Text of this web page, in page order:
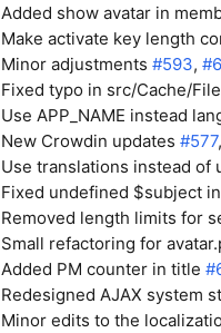
Added show avatar in
Make activate key length
Minor adjustments #593,
Fixed typo in src/Cache/
Use APP_NAME instead
New Crowdin updates #577,
Use translations instead of
Fixed undefined $subject
Removed length limits for
Small refactoring for
Added PM counter in title
Redesigned AJAX system
Minor edits to the